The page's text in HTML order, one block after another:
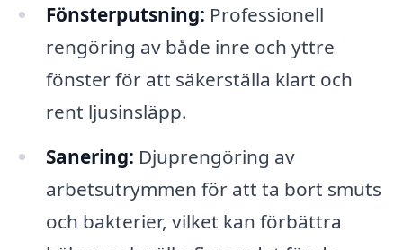
Fönsterputsning: Professionell
rengöring av både inre och yttre
fönster för att säkerställa klart och
rent ljusinsläpp.
Sanering: Djuprengöring av
arbetsutrymmen för att ta bort smuts
och bakterier, vilket kan förbättra